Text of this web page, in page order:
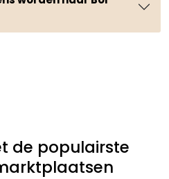
de populairste